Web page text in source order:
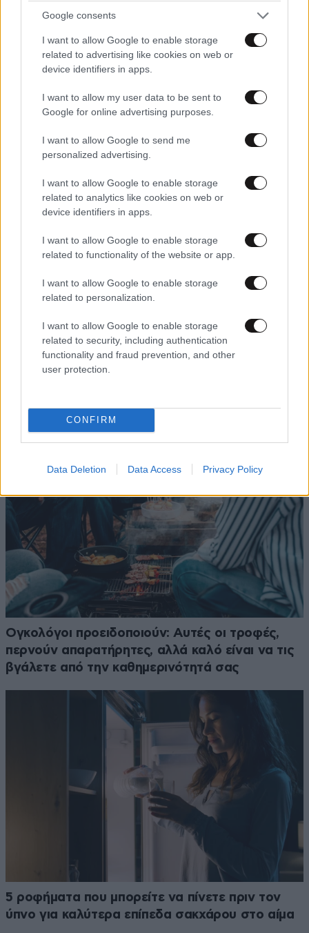
Google consents
I want to allow Google to enable storage
related to advertising like cookies on web or
device identifiers in apps.
I want to allow my user data to be sent to
Google for online advertising purposes.
I want to allow Google to send me
personalized advertising.
I want to allow Google to enable storage
related to analytics like cookies on web or
device identifiers in apps.
I want to allow Google to enable storage
related to functionality of the website or app.
I want to allow Google to enable storage
related to personalization.
I want to allow Google to enable storage
related to security, including authentication
functionality and fraud prevention, and other
user protection.
CONFIRM
Data Deletion Data Access Privacy Policy
τη ρύθμιση του σακχάρου, δείχνει
νέα μελέτη
Ογκολόγοι προειδοποιούν: Αυτές οι τροφές,
περνούν απαρατήρητες, αλλά καλό είναι να τις
βγάλετε από την καθημερινότητά σας
5 ροφήματα που μπορείτε να πίνετε πριν τον
ύπνο για καλύτερα επίπεδα σακχάρου στο αίμα